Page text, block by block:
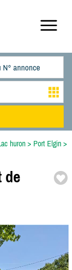
huron > Port Elgin >
de